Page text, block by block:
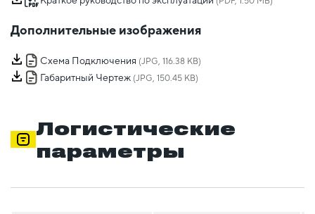
Дополнительные изображения
Схема Подключения (JPG, 116.38 KB)
Габаритный Чертеж (JPG, 150.45 KB)
Логистические
параметры